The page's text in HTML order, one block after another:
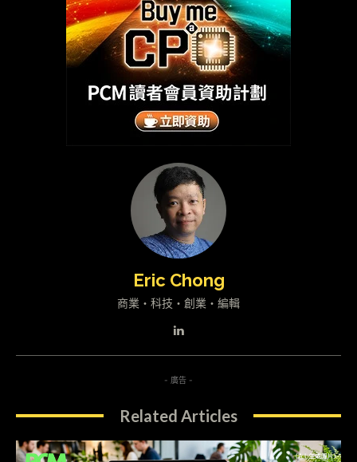
Eric Chong
商業・科技・創業・編輯
- 廣告 -
Related Articles